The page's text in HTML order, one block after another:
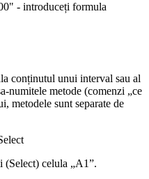
- introduceți formula
conținutul unui interval sau al
numitele metode (comenzi „ce
metodele sunt separate de
(Select) celula „A1”.